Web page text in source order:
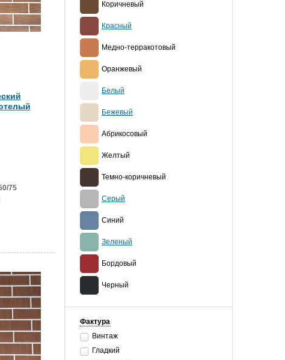
Коричневый
Красный
Медно-терракотовый
Оранжевый
Белый
Бежевый
Абрикосовый
Желтый
Темно-коричневый
Серый
Синий
Зеленый
Бордовый
Черный
Фактура
Винтаж
Гладкий
75